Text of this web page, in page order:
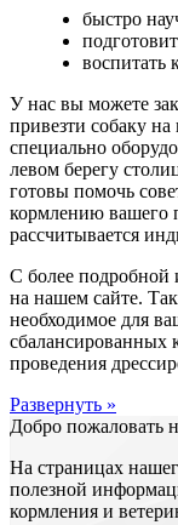
быстро
воспитать
У нас вы можете
привезти собаку
специально
левом берегу
готовы помочь
кормлению вашего
рассчитывается
С более подробной
на нашем сайте.
необходимое для
сбалансированных
проведения
Развернуть »
Добро пожаловать
На страницах
полезной
кормления и